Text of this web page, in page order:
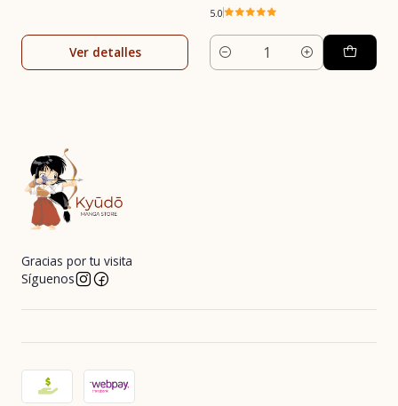
Ver detalles
5.0
Cantidad
Gracias por tu visita
Síguenos